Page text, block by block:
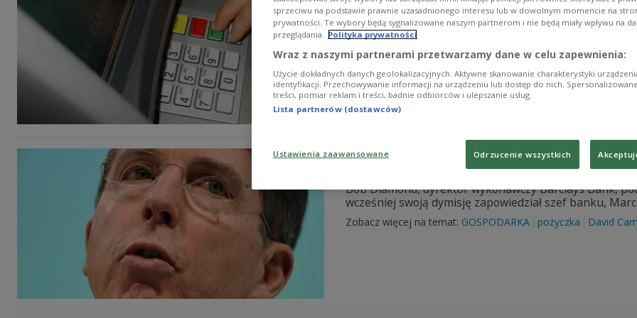
Skandal w brytyjskim Barclays Banku przybrał
sprzed prawie 4 lat.
Zobacz więcej na temat: IAR oprocentowanie paula
Barclays Bank: dymisja za dymisją.
Bob Diamond, dyrektor wykonawczy Barclays Bank,
wcześniej swoją dymisję zapowiedział szef banku,
Zobacz więcej na temat: GOSPODARKA pożyczka David
sprzeciwu na podstawie prawnie uzasadnionego interesu lub w dowolnym momencie na
prywatności. Te wybory będą sygnalizowane naszym partnerom i nie będą miały wpływu na
przeglądania.
Polityka prywatności
Wraz z naszymi partnerami przetwarzamy dane w celu zapewnienia:
Użycie dokładnych danych geolokalizacyjnych. Aktywne skanowanie charakterystyki
identyfikacji. Przechowywanie informacji na urządzeniu lub dostęp do nich.
treści, pomiar reklam i treści, badnie odbiorców i ulepszanie usług.
Lista partnerów (dostawców)
Ustawienia zaawansowane Odrzucenie wszystkich